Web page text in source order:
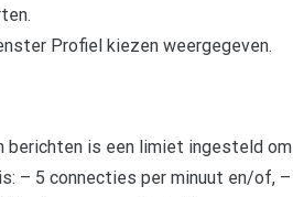
Profiel kiezen weergegeven.
berichten is een limiet ingesteld om
– 5 connecties per minuut en/of, –